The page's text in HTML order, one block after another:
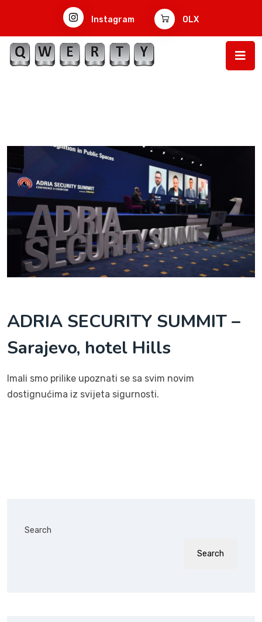
Instagram OLX
ADRIA SECURITY SUMMIT –
Sarajevo, hotel Hills
Imali smo prilike upoznati se sa svim novim
dostignućima iz svijeta sigurnosti.
Search
Search